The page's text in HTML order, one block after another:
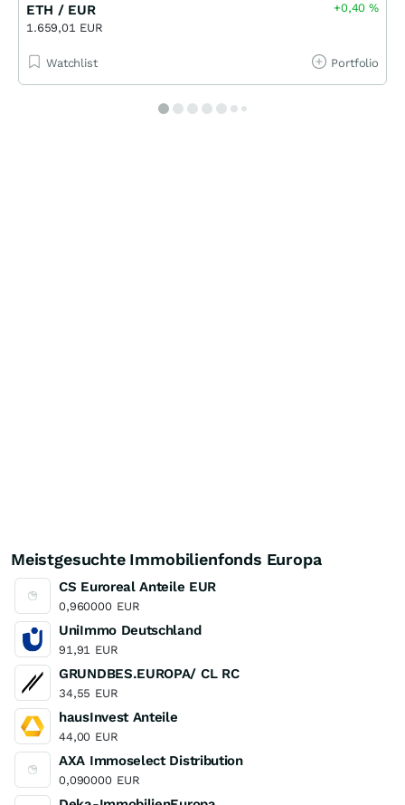
ETH / EUR
1.659,01 EUR
+0,40%
Watchlist Portfolio
Meistgesuchte Immobilienfonds Europa
CS Euroreal Anteile EUR
0,960000 EUR
UniImmo Deutschland
91,91 EUR
GRUNDBES.EUROPA/ CL RC
34,55 EUR
hausInvest Anteile
44,00 EUR
AXA Immoselect Distribution
0,090000 EUR